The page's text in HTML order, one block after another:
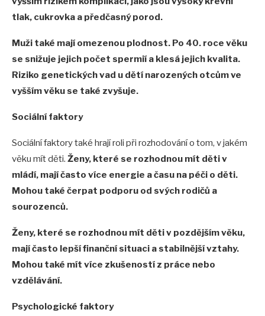
tlak, cukrovka a předčasný porod.
Muži také mají omezenou plodnost. Po 40. roce věku
se snižuje jejich počet spermií a klesá jejich kvalita.
Riziko genetických vad u dětí narozených otcům ve
vyšším věku se také zvyšuje.
Sociální faktory
Sociální faktory také hrají roli při rozhodování o tom, v jakém
věku mít děti. Ženy, které se rozhodnou mít děti v
mládí, mají často více energie a času na péči o děti.
Mohou také čerpat podporu od svých rodičů a
sourozenců.
Ženy, které se rozhodnou mít děti v pozdějším věku,
mají často lepší finanční situaci a stabilnější vztahy.
Mohou také mít více zkušeností z práce nebo
vzdělávání.
Psychologické faktory